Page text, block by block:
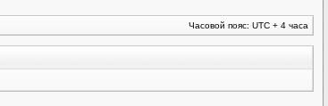
Часовой пояс: UTC + 4 часа